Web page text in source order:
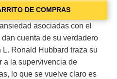
DE COMPRAS
asociadas con el
cuenta de su verdadero
Ronald Hubbard traza su
a la supervivencia de
lo que se vuelve claro es